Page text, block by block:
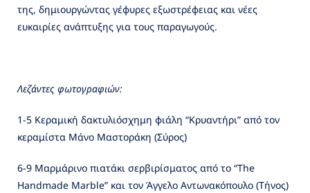
της, δημιουργώντας γέφυρες εξωστρέφειας και νέες
ευκαιρίες ανάπτυξης για τους παραγωγούς.
Λεζάντες φωτογραφιών:
1-5 Κεραμική δακτυλιόσχημη φιάλη “Κρυαντήρι” από τον
κεραμίστα Μάνο Μαστοράκη (Σύρος)
6-9 Μαρμάρινο πιατάκι σερβιρίσματος από το “The
Handmade Marble” και τον Άγγελο Αντωνακόπουλο (Τήνος)